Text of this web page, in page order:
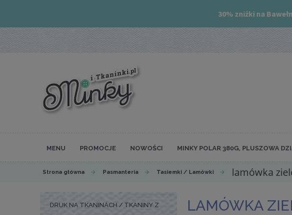
MENU PROMOCJE NOWOŚCI MINKY POLAR 380G, PLUSZOWA
Strona główna Pasmanteria Tasiemki / Lamówki lamówka
DRUK NA TKANINACH / TKANINY Z LAMÓWKA